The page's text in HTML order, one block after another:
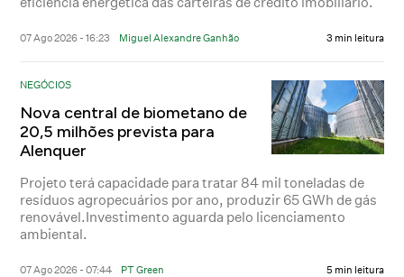
07 Ago 2026 - 16:23 Miguel Alexandre Ganhão 3 min leitura
NEGÓCIOS
Nova central de biometano de
20,5 milhões prevista para
Alenquer
Projeto terá capacidade para tratar 84 mil toneladas de
resíduos agropecuários por ano, produzir 65 GWh de gás
renovável.Investimento aguarda pelo licenciamento
ambiental.
07 Ago 2026 - 07:44 PT Green 5 min leitura